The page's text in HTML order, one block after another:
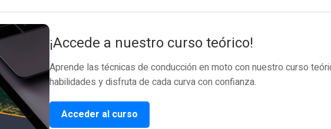
¡Accede a nuestro curso teórico!
Aprende las técnicas de conducción en moto con nuestro curso
habilidades y disfruta de cada curva con confianza.
Acceder al curso